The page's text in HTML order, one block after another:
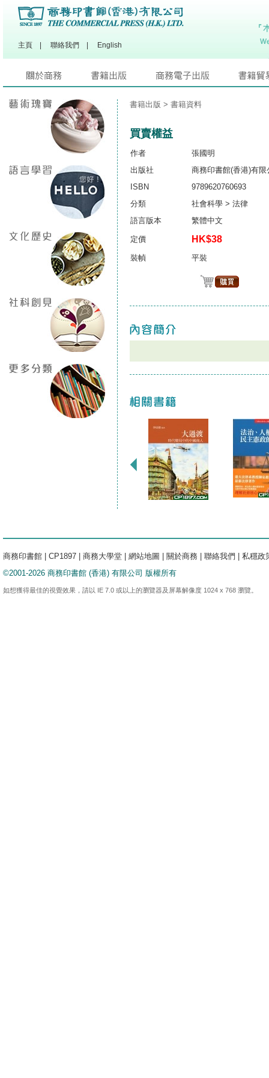
主頁 聯絡我們 English
書籍出版 > 書籍資料
買賣權益
作者
張國明
出版社
商務印書館(香港)有限
ISBN
9789620760693
分類
社會科學 > 法律
語言版本
繁體中文
定價 HK$38
裝幀 平裝
商務印書館 CP1897 商務大學堂 網站地圖 關於商務 聯絡我們
私穩政
©2001-2026 商務印書館 (香港) 有限公司 版權所有
如想獲得最佳的視覺效果，請以 IE 7.0 或以上的瀏覽器及屏幕解像度 1024 x 768 瀏覽。